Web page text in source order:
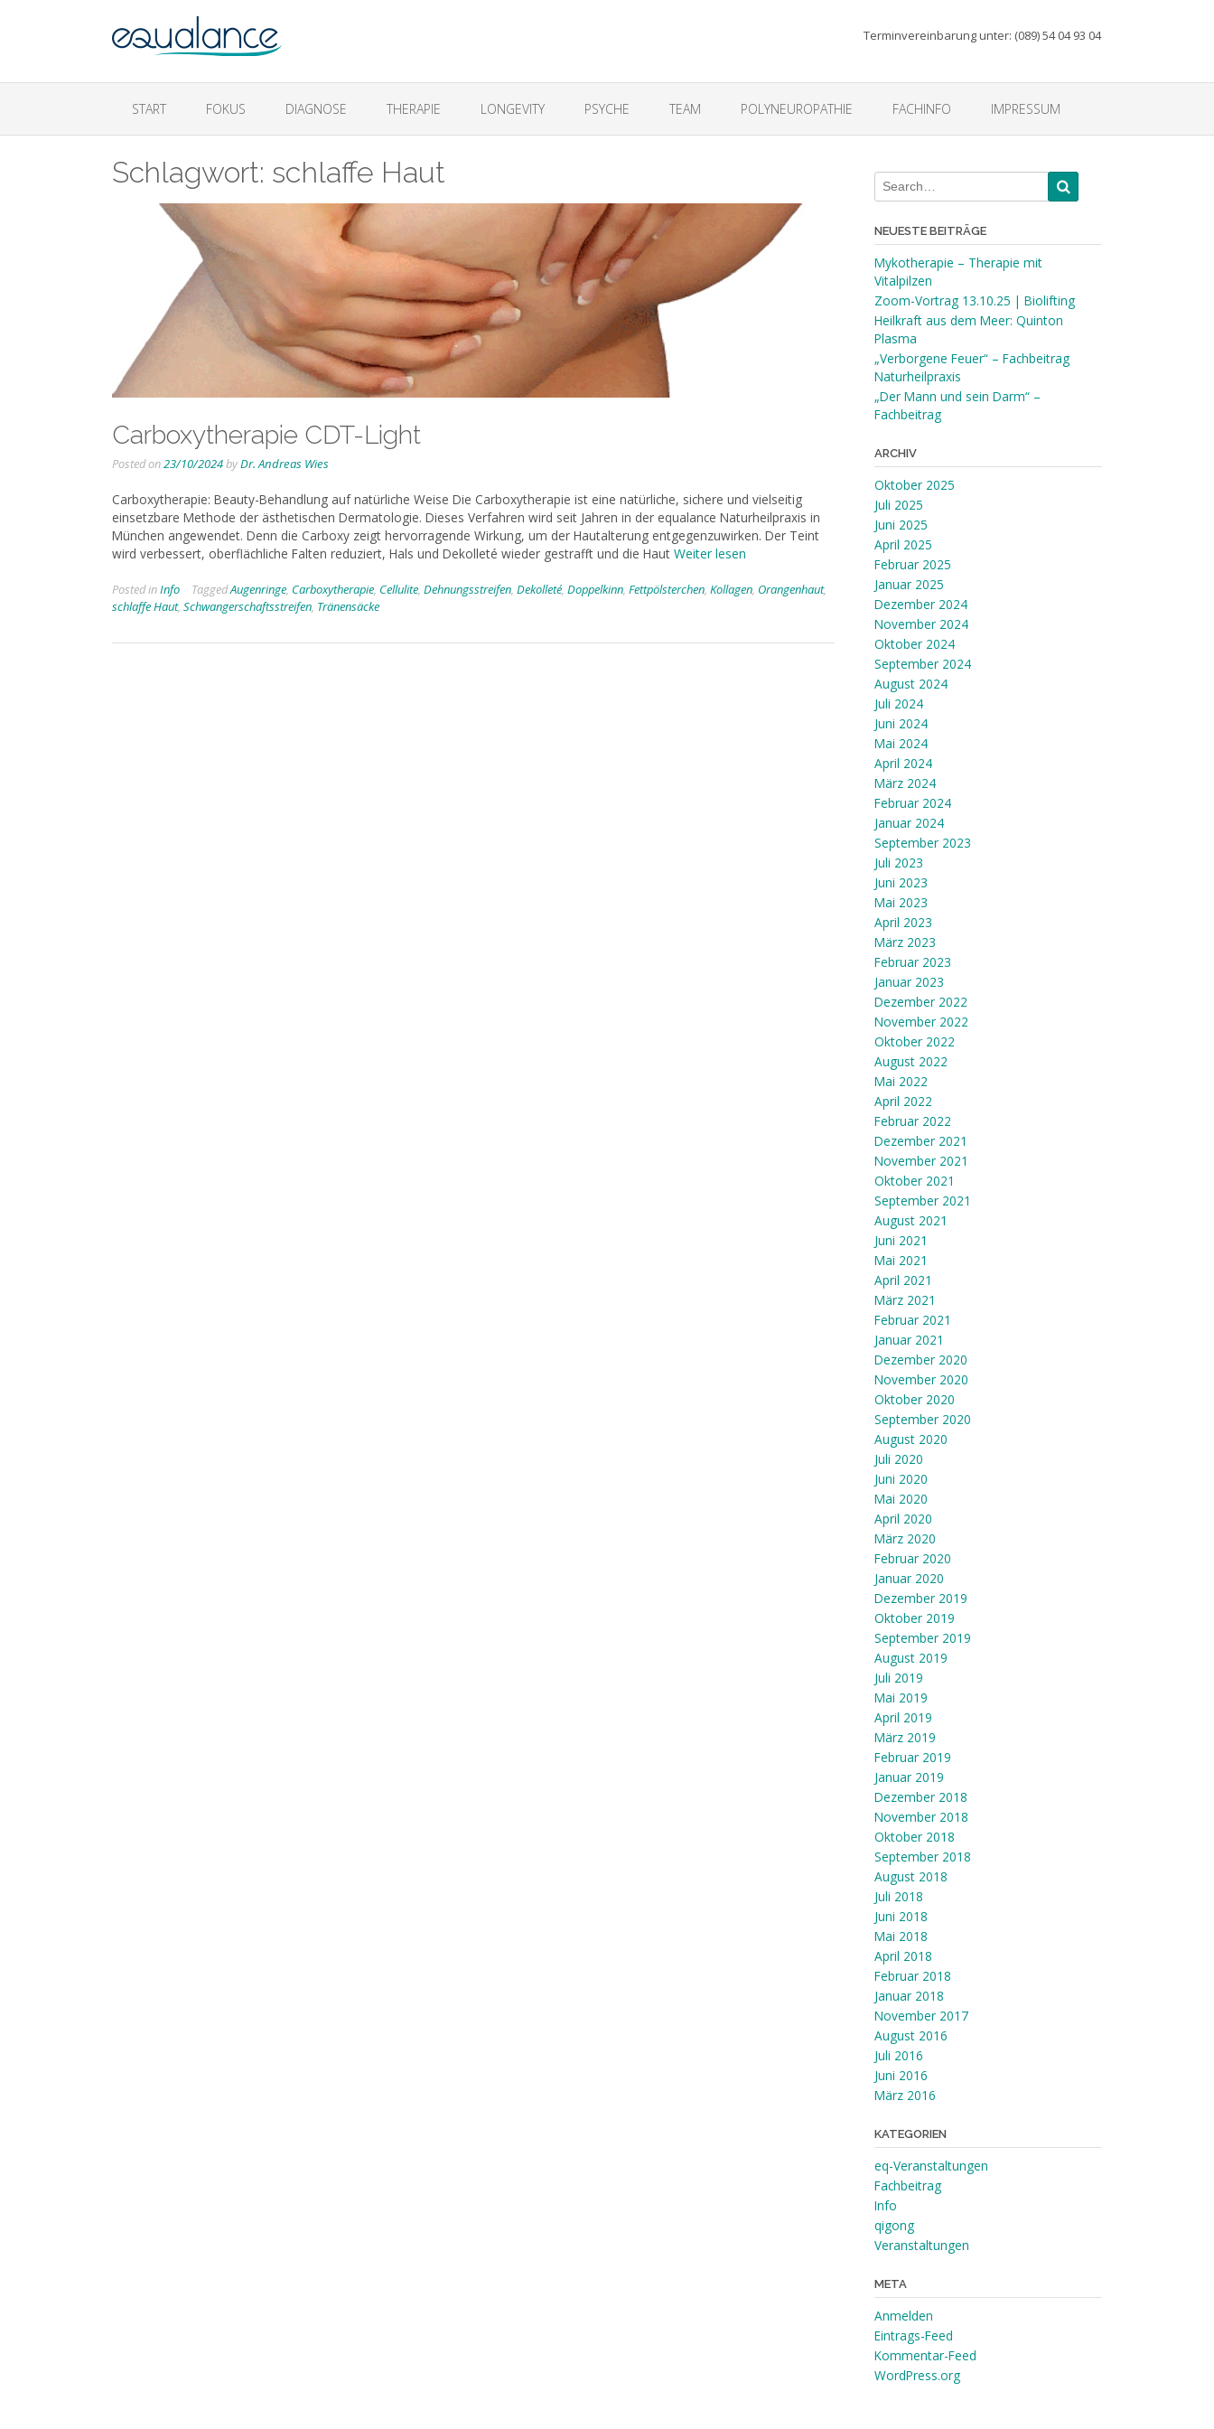
Terminvereinbarung unter: (089) 54 04 93 04
START FOKUS DIAGNOSE THERAPIE LONGEVITY PSYCHE TEAM POLYNEUROPATHIE FACHINFO IMPRESSUM
Schlagwort: schlaffe Haut
Carboxytherapie CDT-Light
Posted on23/10/2024byDr. Andreas Wies
Carboxytherapie: Beauty-Behandlung auf natürliche Weise Die Carboxytherapie ist eine natürliche, sichere und vielseitig
einsetzbare Methode der ästhetischen Dermatologie. Dieses Verfahren wird seit Jahren in der equalance Naturheilpraxis in
München angewendet. Denn die Carboxy zeigt hervorragende Wirkung, um der Hautalterung entgegenzuwirken. Der Teint
wird verbessert, oberflächliche Falten reduziert, Hals und Dekolleté wieder gestrafft und die Haut Weiter lesen
Posted inInfo TaggedAugenringe, Carboxytherapie, Cellulite, Dehnungsstreifen, Dekolleté, Doppelkinn, Fettpölsterchen, Kollagen, Orangenhaut,
schlaffe Haut, Schwangerschaftsstreifen, Tränensäcke
NEUESTE BEITRÄGE
Mykotherapie – Therapie mit
Vitalpilzen
Zoom-Vortrag 13.10.25 | Biolifting
Heilkraft aus dem Meer: Quinton
Plasma
„Verborgene Feuer“ – Fachbeitrag
Naturheilpraxis
„Der Mann und sein Darm“ –
Fachbeitrag
ARCHIV
Oktober 2025
Juli 2025
Juni 2025
April 2025
Februar 2025
Januar 2025
Dezember 2024
November 2024
Oktober 2024
September 2024
August 2024
Juli 2024
Juni 2024
Mai 2024
April 2024
März 2024
Februar 2024
Januar 2024
September 2023
Juli 2023
Juni 2023
Mai 2023
April 2023
März 2023
Februar 2023
Januar 2023
Dezember 2022
November 2022
Oktober 2022
August 2022
Mai 2022
April 2022
Februar 2022
Dezember 2021
November 2021
Oktober 2021
September 2021
August 2021
Juni 2021
Mai 2021
April 2021
März 2021
Februar 2021
Januar 2021
Dezember 2020
November 2020
Oktober 2020
September 2020
August 2020
Juli 2020
Juni 2020
Mai 2020
April 2020
März 2020
Februar 2020
Januar 2020
Dezember 2019
Oktober 2019
September 2019
August 2019
Juli 2019
Mai 2019
April 2019
März 2019
Februar 2019
Januar 2019
Dezember 2018
November 2018
Oktober 2018
September 2018
August 2018
Juli 2018
Juni 2018
Mai 2018
April 2018
Februar 2018
Januar 2018
November 2017
August 2016
Juli 2016
Juni 2016
März 2016
KATEGORIEN
eq-Veranstaltungen
Fachbeitrag
Info
qigong
Veranstaltungen
META
Anmelden
Eintrags-Feed
Kommentar-Feed
WordPress.org